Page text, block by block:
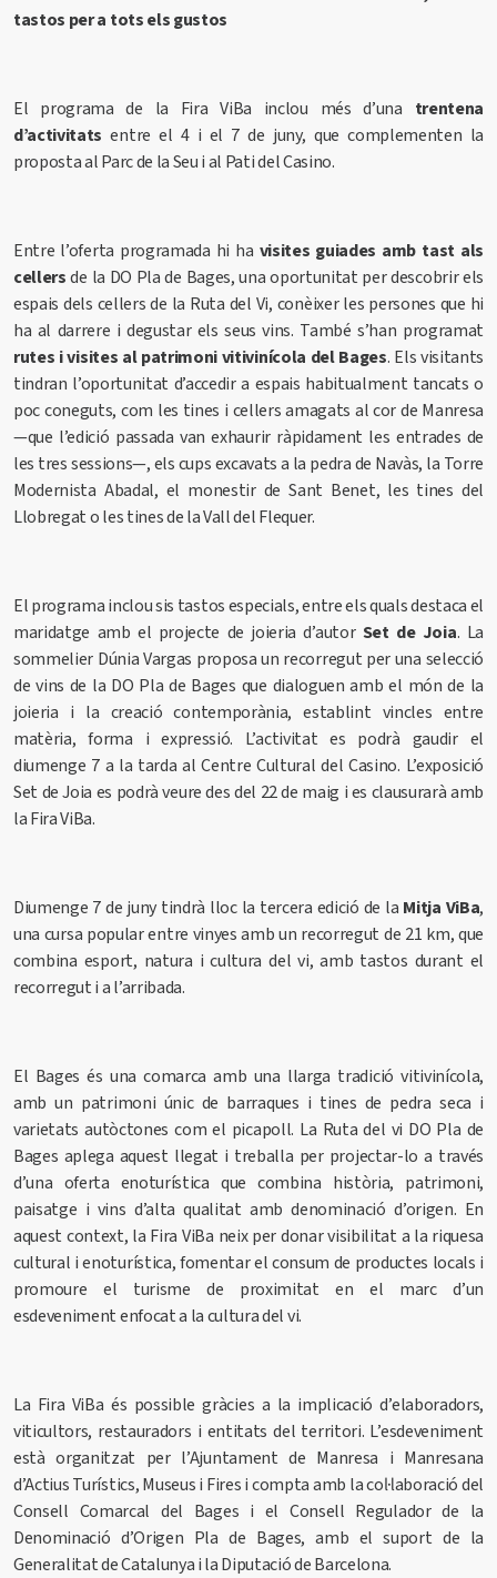
tastos per a tots els gustos
El programa de la Fira ViBa inclou més d’una trentena
d’activitats entre el 4 i el 7 de juny, que complementen la
proposta al Parc de la Seu i al Pati del Casino.
Entre l’oferta programada hi ha visites guiades amb tast als
cellersde la DO Pla de Bages, una oportunitat per descobrir els
espais dels cellers de la Ruta del Vi, conèixer les persones que hi
ha al darrere i degustar els seus vins. També s’han programat
rutes i visites al patrimoni vitivinícola del Bages. Els visitants
tindran l’oportunitat d’accedir a espais habitualment tancats o
poc coneguts, com les tines i cellers amagats al cor de Manresa
—que l’edició passada van exhaurir ràpidament les entrades de
les tres sessions—, els cups excavats a la pedra de Navàs, la Torre
Modernista Abadal, el monestir de Sant Benet, les tines del
Llobregat o les tines de la Vall del Flequer.
El programa inclou sis tastos especials, entre els quals destaca el
maridatge amb el projecte de joieria d’autor Set de Joia. La
sommelier Dúnia Vargas proposa un recorregut per una selecció
de vins de la DO Pla de Bages que dialoguen amb el món de la
joieria i la creació contemporània, establint vincles entre
matèria, forma i expressió. L’activitat es podrà gaudir el
diumenge 7 a la tarda al Centre Cultural del Casino. L’exposició
Set de Joia es podrà veure des del 22 de maig i es clausurarà amb
la Fira ViBa.
Diumenge 7 de juny tindrà lloc la tercera edició de la Mitja ViBa,
una cursa popular entre vinyes amb un recorregut de 21 km, que
combina esport, natura i cultura del vi, amb tastos durant el
recorregut i a l’arribada.
El Bages és una comarca amb una llarga tradició vitivinícola,
amb un patrimoni únic de barraques i tines de pedra seca i
varietats autòctones com el picapoll. La Ruta del vi DO Pla de
Bages aplega aquest llegat i treballa per projectar-lo a través
d’una oferta enoturística que combina història, patrimoni,
paisatge i vins d’alta qualitat amb denominació d’origen. En
aquest context, la Fira ViBa neix per donar visibilitat a la riquesa
cultural i enoturística, fomentar el consum de productes locals i
promoure el turisme de proximitat en el marc d’un
esdeveniment enfocat a la cultura del vi.
La Fira ViBa és possible gràcies a la implicació d’elaboradors,
viticultors, restauradors i entitats del territori. L’esdeveniment
està organitzat per l’Ajuntament de Manresa i Manresana
d’Actius Turístics, Museus i Fires i compta amb la col·laboració del
Consell Comarcal del Bages i el Consell Regulador de la
Denominació d’Origen Pla de Bages, amb el suport de la
Generalitat de Catalunya i la Diputació de Barcelona.